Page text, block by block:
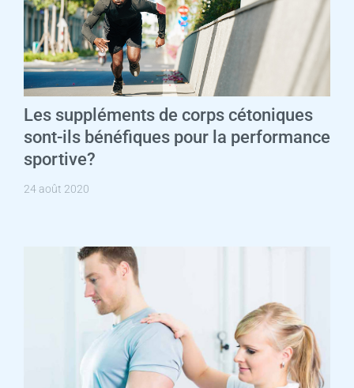
Les suppléments de corps cétoniques
sont-ils bénéfiques pour la performance
sportive?
24 août 2020